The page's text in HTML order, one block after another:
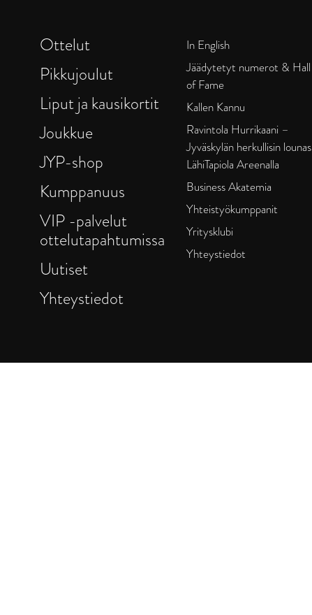
Ottelut
Pikkujoulut
Liput ja kausikortit
Joukkue
JYP-shop
Kumppanuus
VIP -palvelut
ottelutapahtumissa
Uutiset
Yhteystiedot
In English
Jäädytetyt numerot & Hall
of Fame
Kallen Kannu
Ravintola Hurrikaani –
Jyväskylän herkullisin lounas
LähiTapiola Areenalla
Business Akatemia
Yhteistyökumppanit
Yritysklubi
Yhteystiedot